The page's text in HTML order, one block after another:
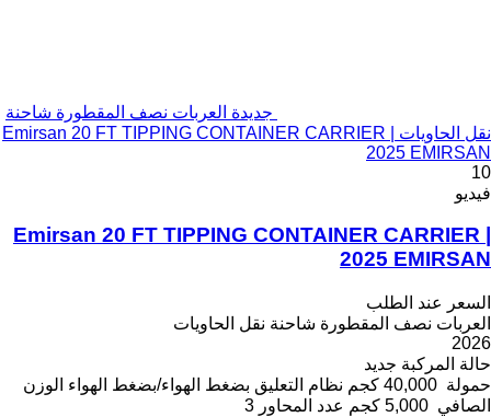
جديدة العربات نصف المقطورة شاحنة
نقل الحاويات Emirsan 20 FT TIPPING CONTAINER CARRIER |
2025 EMIRSAN
10
فيديو
Emirsan 20 FT TIPPING CONTAINER CARRIER |
2025 EMIRSAN
السعر عند الطلب
العربات نصف المقطورة شاحنة نقل الحاويات
2026
حالة المركبة جديد
حمولة 40,000 كجم نظام التعليق بضغط الهواء/بضغط الهواء الوزن
الصافي 5,000 كجم عدد المحاور 3